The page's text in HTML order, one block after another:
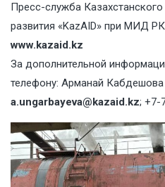
Пресс-служба
развития «KazAID» при МИД РК
www.kazaid.kz
За дополнительной
телефону: Арманай Кабдешова
a.ungarbayeva@kazaid.kz; +7-